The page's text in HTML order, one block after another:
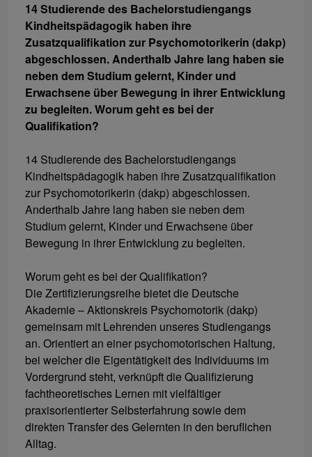
14 Studierende des Bachelorstudiengangs
Kindheitspädagogik haben ihre
Zusatzqualifikation zur Psychomotorikerin (dakp)
abgeschlossen. Anderthalb Jahre lang haben sie
neben dem Studium gelernt, Kinder und
Erwachsene über Bewegung in ihrer Entwicklung
zu begleiten. Worum geht es bei der
Qualifikation?
14 Studierende des Bachelorstudiengangs
Kindheitspädagogik haben ihre Zusatzqualifikation
zur Psychomotorikerin (dakp) abgeschlossen.
Anderthalb Jahre lang haben sie neben dem
Studium gelernt, Kinder und Erwachsene über
Bewegung in ihrer Entwicklung zu begleiten.
Worum geht es bei der Qualifikation?
Die Zertifizierungsreihe bietet die Deutsche
Akademie – Aktionskreis Psychomotorik (dakp)
gemeinsam mit Lehrenden unseres Studiengangs
an. Orientiert an einer psychomotorischen Haltung,
bei welcher die Eigentätigkeit des Individuums im
Vordergrund steht, verknüpft die Qualifizierung
fachtheoretisches Lernen mit vielfältiger
praxisorientierter Selbsterfahrung sowie dem
direkten Transfer des Gelernten in den beruflichen
Alltag.